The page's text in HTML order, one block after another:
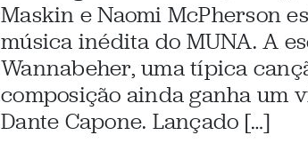
Maskin e Naomi McPherson
música inédita do MUNA. A
Wannabeher, uma típica
composição ainda ganha um
Dante Capone. Lançado […]